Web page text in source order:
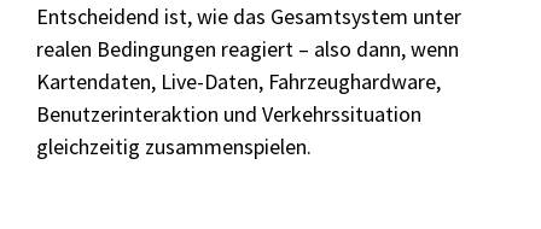
Entscheidend ist, wie das Gesamtsystem unter
realen Bedingungen reagiert – also dann, wenn
Kartendaten, Live-Daten, Fahrzeughardware,
Benutzerinteraktion und Verkehrssituation
gleichzeitig zusammenspielen.